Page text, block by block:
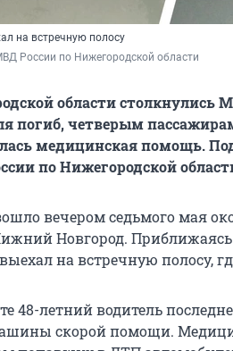
на встречную полосу
России по Нижегородской области
области столкнулись
погиб, четверым
медицинская помощь.
по Нижегородской
вечером седьмого мая
Новгород. Приближаясь
на встречную полосу,
48-летний водитель
скорой помощи.